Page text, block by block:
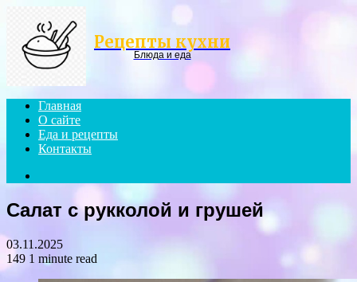
Рецепты кухни
Блюда и еда
Главная
О сайте
Еда и рецепты
Контакты
Салат с рукколой и грушей
03.11.2025
149 1 minute read